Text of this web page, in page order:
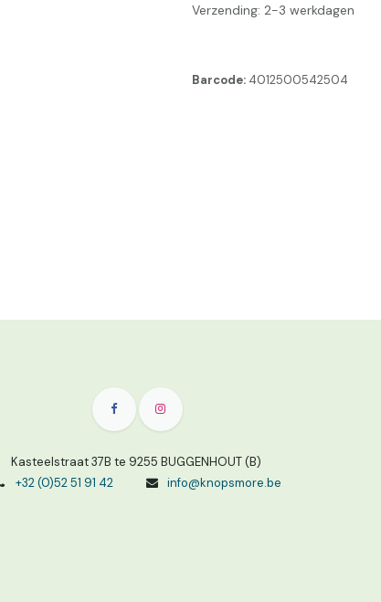
Verzending: 2-3 werkdagen
Barcode: 4012500542504
Kasteelstraat 37B te 9255 BUGGENHOUT (B)
+32 (0)52 51 91 42
info@knopsmore.be